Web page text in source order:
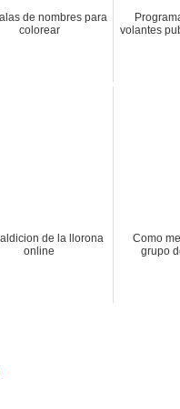
de nombres para
colorear
volantes
de la llorona
online
Como
grupo